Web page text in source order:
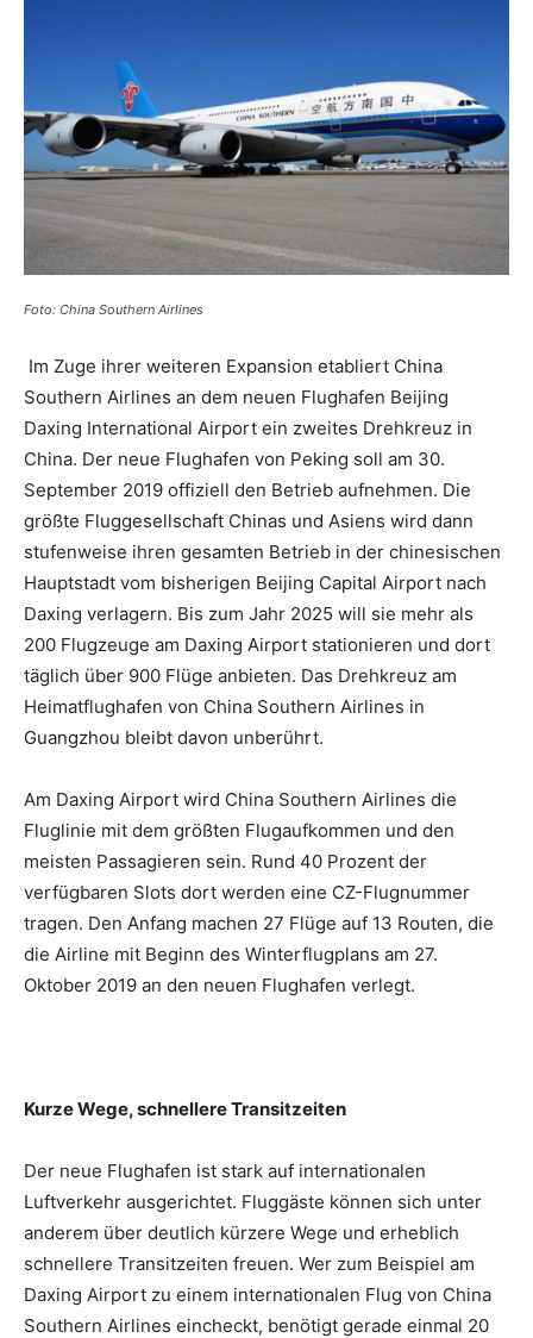
Foto: China Southern Airlines
Im Zuge ihrer weiteren Expansion etabliert China
Southern Airlines an dem neuen Flughafen Beijing
Daxing International Airport ein zweites Drehkreuz in
China. Der neue Flughafen von Peking soll am 30.
September 2019 offiziell den Betrieb aufnehmen. Die
größte Fluggesellschaft Chinas und Asiens wird dann
stufenweise ihren gesamten Betrieb in der chinesischen
Hauptstadt vom bisherigen Beijing Capital Airport nach
Daxing verlagern. Bis zum Jahr 2025 will sie mehr als
200 Flugzeuge am Daxing Airport stationieren und dort
täglich über 900 Flüge anbieten. Das Drehkreuz am
Heimatflughafen von China Southern Airlines in
Guangzhou bleibt davon unberührt.
Am Daxing Airport wird China Southern Airlines die
Fluglinie mit dem größten Flugaufkommen und den
meisten Passagieren sein. Rund 40 Prozent der
verfügbaren Slots dort werden eine CZ-Flugnummer
tragen. Den Anfang machen 27 Flüge auf 13 Routen, die
die Airline mit Beginn des Winterflugplans am 27.
Oktober 2019 an den neuen Flughafen verlegt.
Kurze Wege, schnellere Transitzeiten
Der neue Flughafen ist stark auf internationalen
Luftverkehr ausgerichtet. Fluggäste können sich unter
anderem über deutlich kürzere Wege und erheblich
schnellere Transitzeiten freuen. Wer zum Beispiel am
Daxing Airport zu einem internationalen Flug von China
Southern Airlines eincheckt, benötigt gerade einmal 20